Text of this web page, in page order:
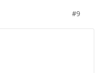
#9